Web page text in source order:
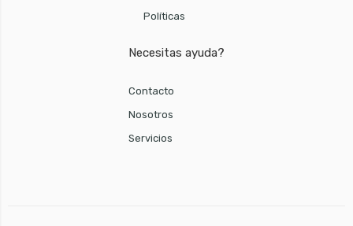
Políticas
Necesitas ayuda?
Contacto
Nosotros
Servicios